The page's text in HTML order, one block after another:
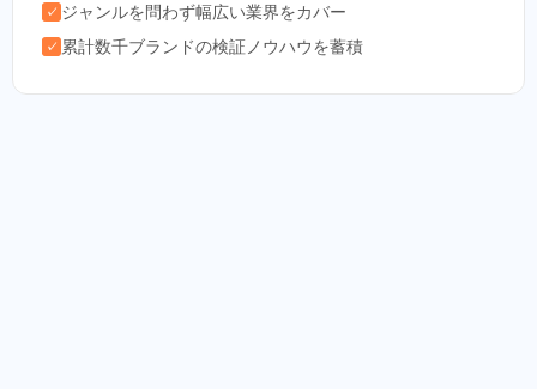
✓ ジャンルを問わず幅広い業界をカバー
✓ 累計数千ブランドの検証ノウハウを蓄積